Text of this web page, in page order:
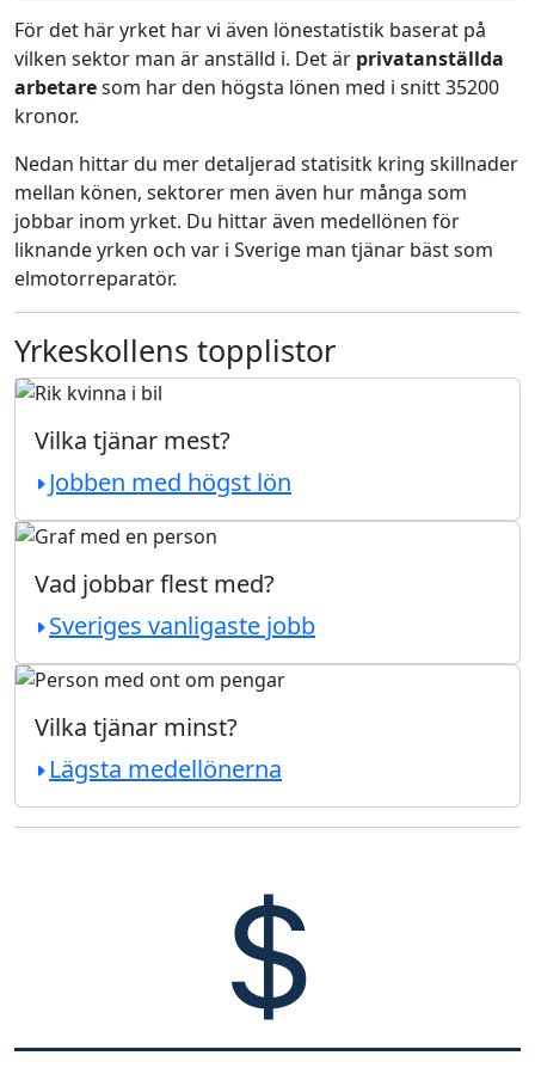
För det här yrket har vi även lönestatistik baserat på
vilken sektor man är anställd i. Det är privatanställda
arbetaresom har den högsta lönen med i snitt 35200
kronor.
Nedan hittar du mer detaljerad statisitk kring skillnader
mellan könen, sektorer men även hur många som
jobbar inom yrket. Du hittar även medellönen för
liknande yrken och var i Sverige man tjänar bäst som
elmotorreparatör.
Yrkeskollens topplistor
Vilka tjänar mest?
Jobben med högst lön
Vad jobbar flest med?
Sveriges vanligaste jobb
Vilka tjänar minst?
Lägsta medellönerna